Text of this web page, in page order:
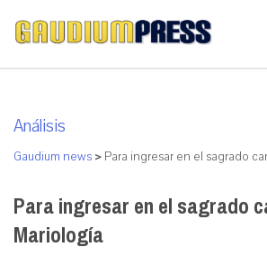
Análisis
Gaudium news > Para ingresar en el sagrado
Para ingresar en el sagrado
Mariología